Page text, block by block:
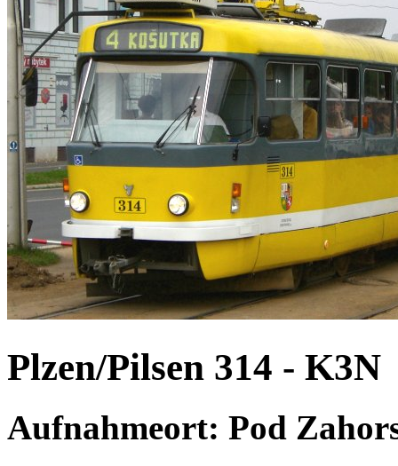
Plzen/Pilsen 314 - K3N
Aufnahmeort: Pod